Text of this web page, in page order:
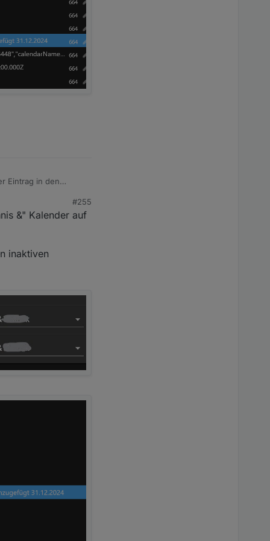
benutze.
ja sonst immer
Eintrag in den
#255
&" Kalender auf
inaktiven